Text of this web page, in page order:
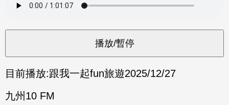
目前播放:跟我一起fun旅遊2025/12/27
九州10 FM